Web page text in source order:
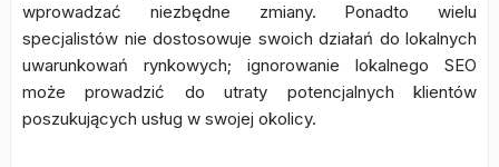
wprowadzać niezbędne zmiany. Ponadto wielu
specjalistów nie dostosowuje swoich działań do lokalnych
uwarunkowań rynkowych; ignorowanie lokalnego SEO
może prowadzić do utraty potencjalnych klientów
poszukujących usług w swojej okolicy.